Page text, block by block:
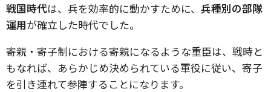
戦国時代は、兵を効率的に動かすために、 兵種別の部隊
運用が確立した時代でした。
寄親・寄子制における寄親になるような重臣は、戦時と
もなれば、あらかじめ決められている軍役に従い、寄子
を引き連れて参陣することになります。